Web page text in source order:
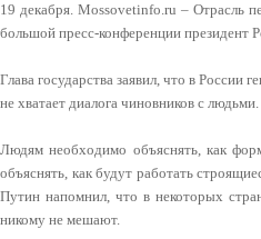
19 декабря. Mossovetinfo.ru – Отрасль
большой пресс-конференции президент
Глава государства заявил, что в
не хватает диалога чиновников с людьми.
Людям необходимо объяснять, как
объяснять, как будут работать
Путин напомнил, что в некоторых
никому не мешают.